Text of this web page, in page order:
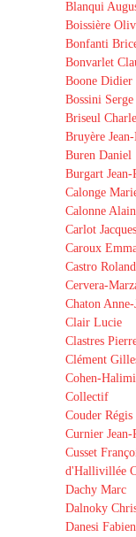
Blanqui
Boissière
Bonfanti
Bonvarlet
Boone Didier
Bossini Serge
Briseul
Bruyère
Buren Daniel
Burgart Jean-
Calonge
Calonne Alain
Carlot Jacques
Caroux
Castro Roland
Cervera-
Chaton Anne-
Clair Lucie
Clastres
Clément
Cohen-
Collectif
Couder Régis
Curnier Jean-
Cusset
d'Hallivillée
Dachy Marc
Dalnoky
Danesi Fabien